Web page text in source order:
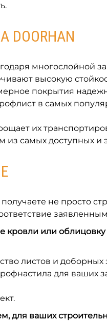
многослойной
высокую
покрытия
в самых
их
из самых доступных
не просто
кровли или облицовку
листов и доборных
для ваших
для ваших